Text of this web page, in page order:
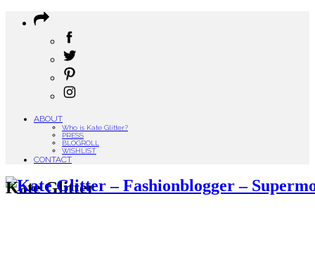
ABOUT
Who is Kate Glitter?
PRESS
BLOGROLL
WISHLIST
CONTACT
Kate Glitter